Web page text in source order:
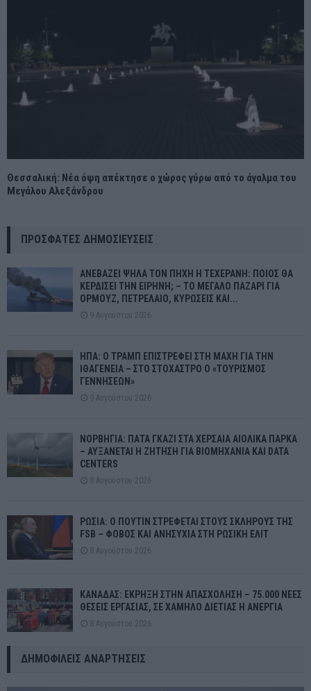
Θεσσαλική: Νέα όψη απέκτησε ο χώρος γύρω από το άγαλμα του
Μεγάλου Αλεξάνδρου
ΠΡΌΣΦΑΤΕΣ ΔΗΜΟΣΙΕΎΣΕΙΣ
ΑΝΕΒΑΖΕΙ ΨΗΛΑ ΤΟΝ ΠΗΧΗ Η ΤΕΧΕΡΑΝΗ: ΠΟΙΟΣ ΘΑ
ΚΕΡΔΙΣΕΙ ΤΗΝ ΕΙΡΗΝΗ; – ΤΟ ΜΕΓΑΛΟ ΠΑΖΑΡΙ ΓΙΑ
ΟΡΜΟΥΖ, ΠΕΤΡΕΛΑΙΟ, ΚΥΡΩΣΕΙΣ ΚΑΙ...
9 Αυγούστου 2026
ΗΠΑ: Ο ΤΡΑΜΠ ΕΠΙΣΤΡΕΦΕΙ ΣΤΗ ΜΑΧΗ ΓΙΑ ΤΗΝ
ΙΘΑΓΕΝΕΙΑ – ΣΤΟ ΣΤΟΧΑΣΤΡΟ Ο «ΤΟΥΡΙΣΜΟΣ
ΓΕΝΝΗΣΕΩΝ»
9 Αυγούστου 2026
ΝΟΡΒΗΓΙΑ: ΠΑΤΑ ΓΚΑΖΙ ΣΤΑ ΧΕΡΣΑΙΑ ΑΙΟΛΙΚΑ ΠΑΡΚΑ
– ΑΥΞΑΝΕΤΑΙ Η ΖΗΤΗΣΗ ΓΙΑ ΒΙΟΜΗΧΑΝΙΑ ΚΑΙ DATA
CENTERS
8 Αυγούστου 2026
ΡΩΣΙΑ: Ο ΠΟΥΤΙΝ ΣΤΡΕΦΕΤΑΙ ΣΤΟΥΣ ΣΚΛΗΡΟΥΣ ΤΗΣ
FSB – ΦΟΒΟΣ ΚΑΙ ΑΝΗΣΥΧΙΑ ΣΤΗ ΡΩΣΙΚΗ ΕΛΙΤ
8 Αυγούστου 2026
ΚΑΝΑΔΑΣ: ΕΚΡΗΞΗ ΣΤΗΝ ΑΠΑΣΧΟΛΗΣΗ – 75.000 ΝΕΕΣ
ΘΕΣΕΙΣ ΕΡΓΑΣΙΑΣ, ΣΕ ΧΑΜΗΛΟ ΔΙΕΤΙΑΣ Η ΑΝΕΡΓΙΑ
8 Αυγούστου 2026
ΔΗΜΟΦΙΛΕΊΣ ΑΝΑΡΤΉΣΕΙΣ